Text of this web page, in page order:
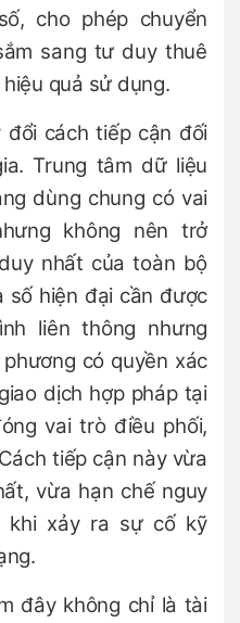
cho phép chuyển
sang tư duy thuê
quả sử dụng.
đổi cách tiếp cận đối
Trung tâm dữ liệu
dùng chung có vai
không nên trở
nhất của toàn bộ
số hiện đại cần được
liên thông nhưng
có quyền xác
dịch hợp pháp tại
vai trò điều phối,
tiếp cận này vừa
vừa hạn chế nguy
khi xảy ra sự cố kỹ
đây không chỉ là tài